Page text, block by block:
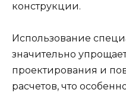
конструкции.
Использование
значительно
проектирования и
расчетов, что